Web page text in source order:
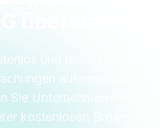
und lassen Sie sich
automatisch
Sie Unternehmen direkt
kostenlosen Browser-